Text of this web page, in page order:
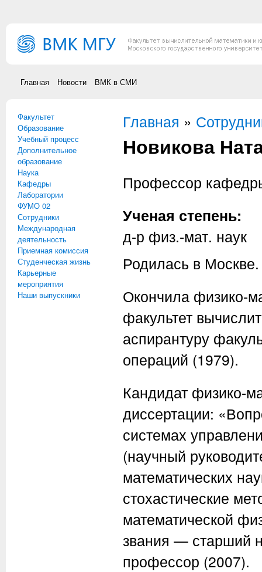
Главная Новости ВМК в СМИ
Факультет
Образование
Учебный процесс
Дополнительное
образование
Наука
Кафедры
Лаборатории
ФУМО 02
Сотрудники
Международная
деятельность
Приемная комиссия
Студенческая жизнь
Карьерные
мероприятия
Наши выпускники
Вы здесь
Главная »
Новикова
Профессор
Ученая степень:
д-р физ.-мат. наук
Родилась в Москве.
Окончила физико-
факультет
аспирантуру
операций (1979).
Кандидат физико-
диссертации:
системах
(научный
математических
стохастические
математической
звания — старший
профессор (2007).